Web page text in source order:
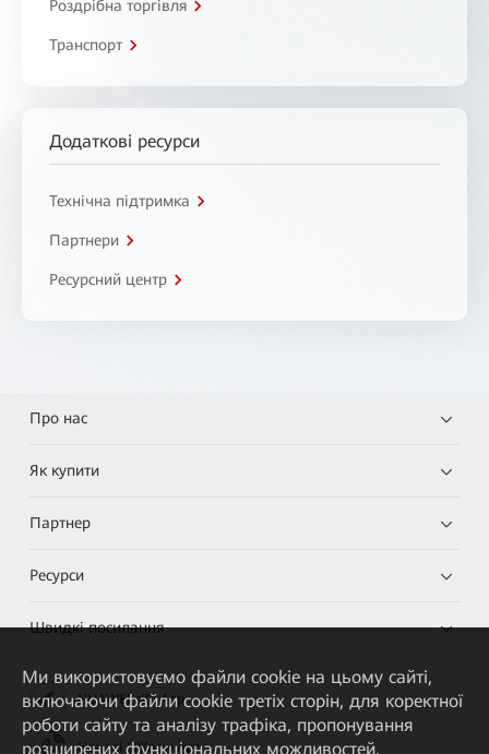
Роздрібна торгівля
Транспорт
Додаткові ресурси
Технічна підтримка
Партнери
Ресурсний центр
Про нас
Як купити
Партнер
Ресурси
Швидкі посилання
HUAWEI eKit App
Huawei HiKnow App
Ми використовуємо файли cookie на цьому сайті,
включаючи файли cookie третіх сторін, для коректної
роботи сайту та аналізу трафіка, пропонування
розширених функціональних можливостей,